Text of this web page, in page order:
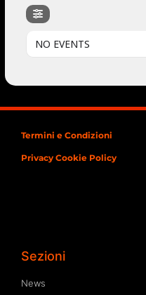
NO EVENTS
Termini e Condizioni
Privacy Cookie Policy
Sezioni
News